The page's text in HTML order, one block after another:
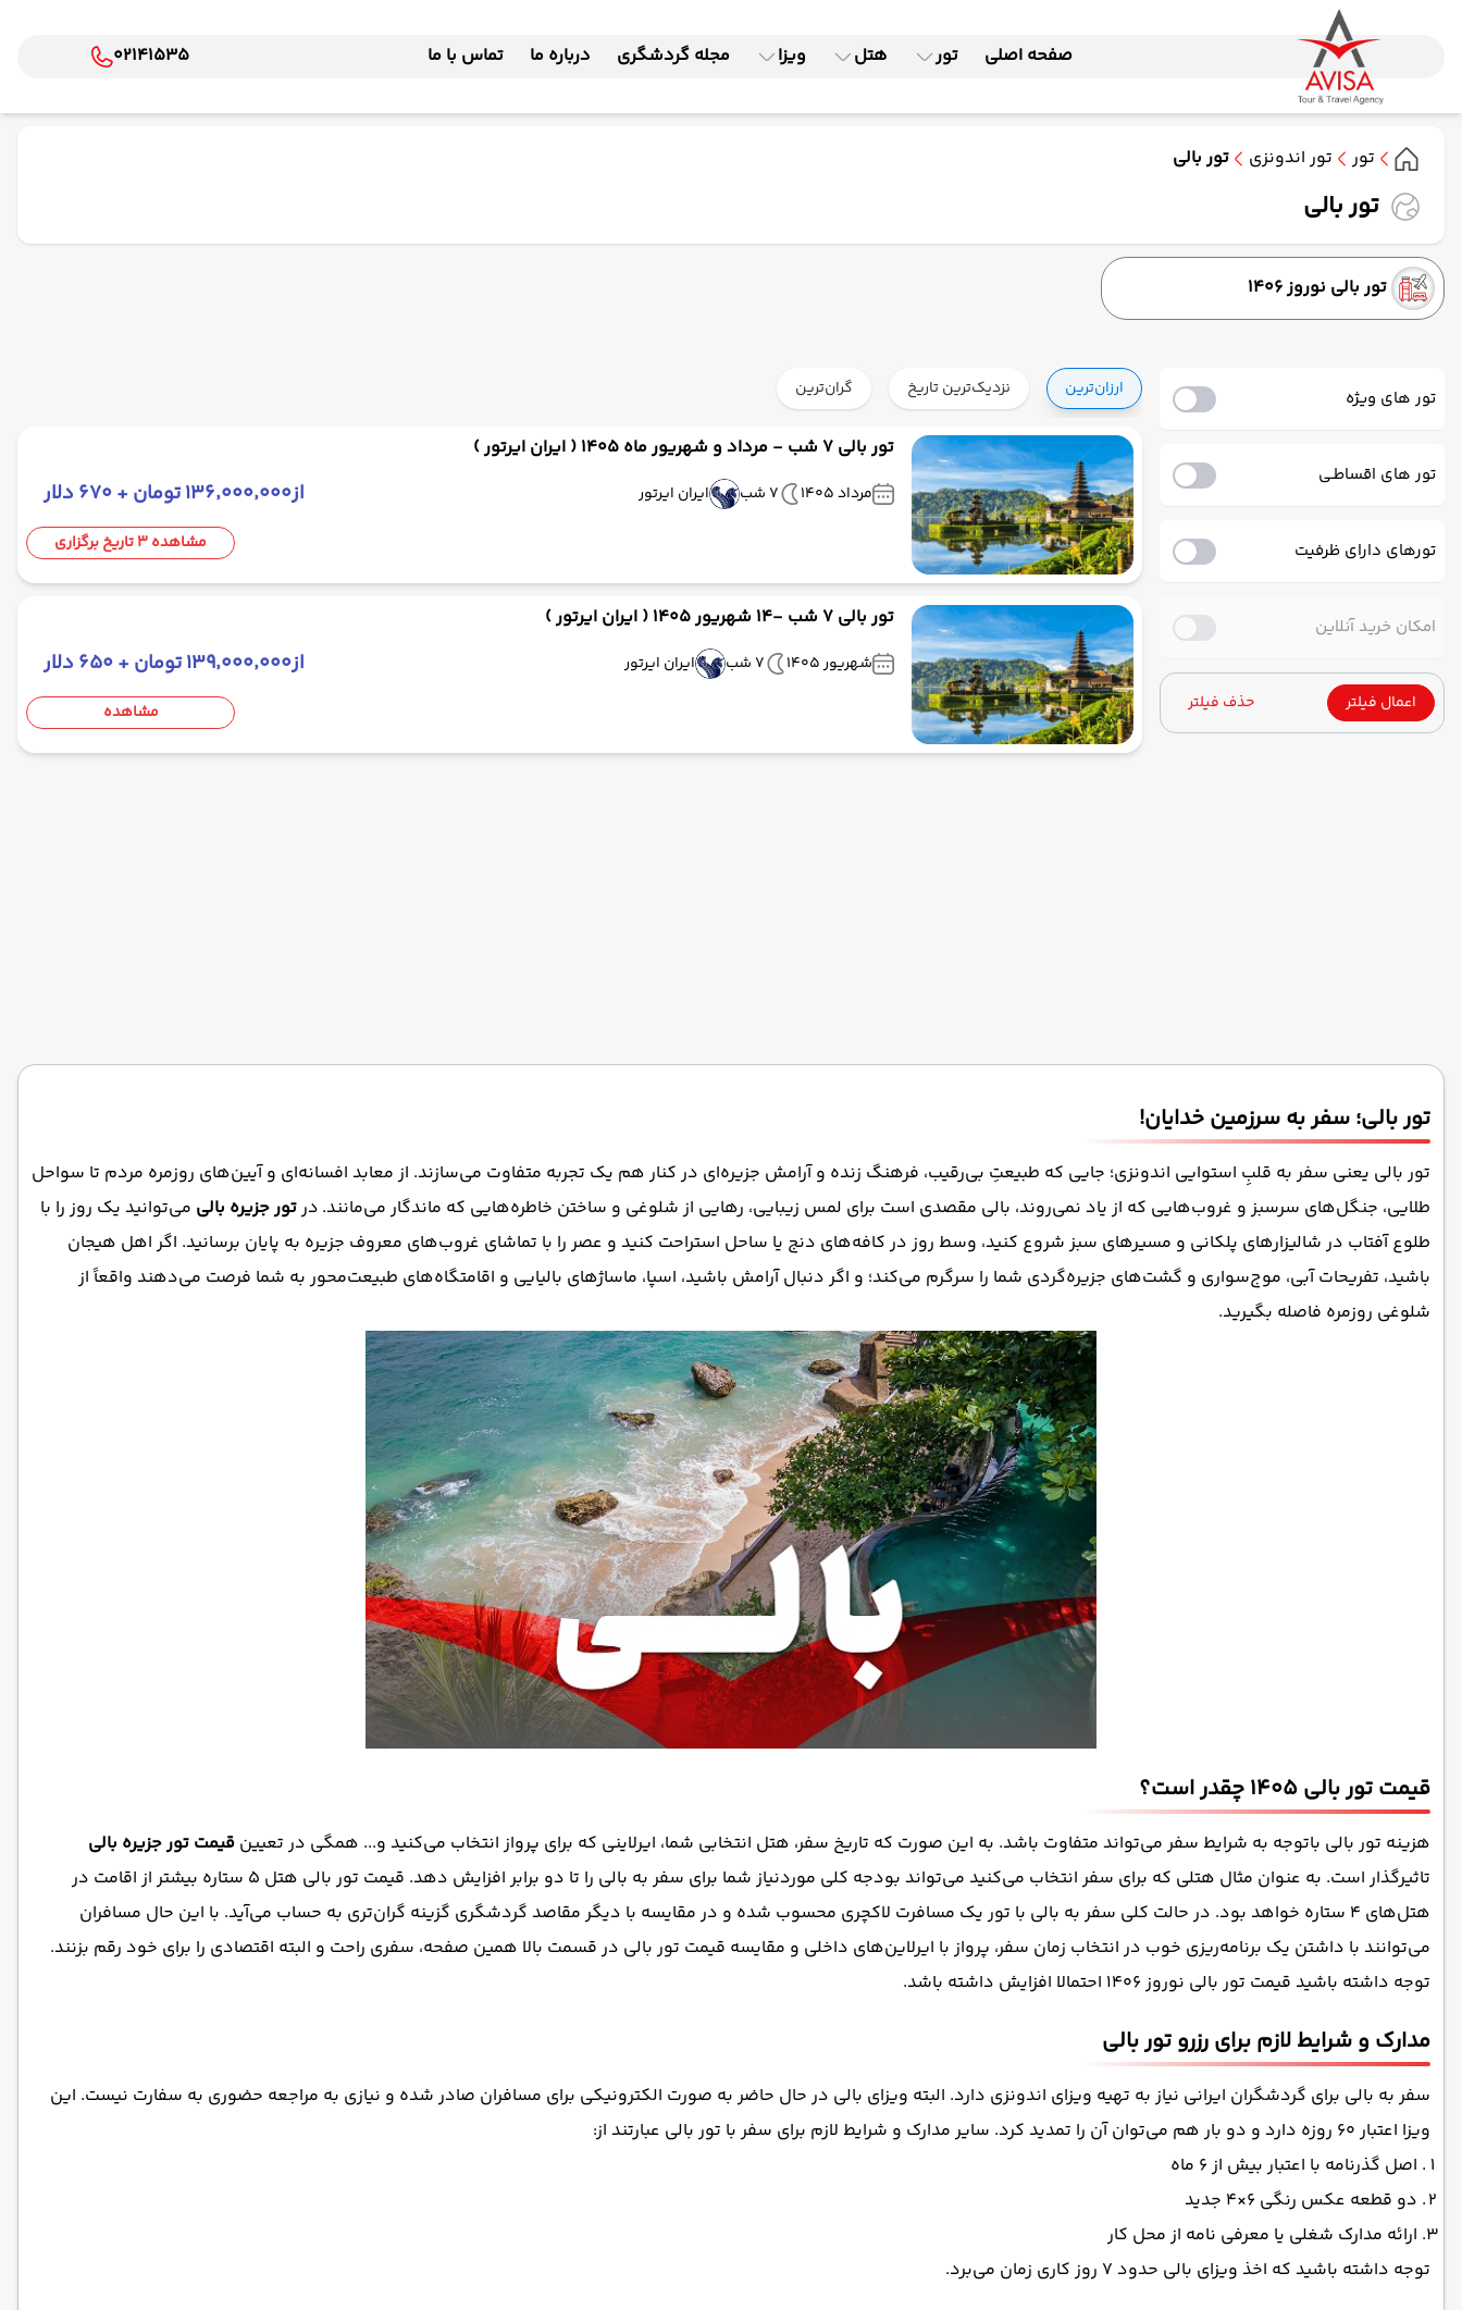
صفحه اصلی تور هتل ویزا مجله گردشگری درباره ما تماس با ما 02141535
تور تور اندونزی تور بالی
تور بالی
تور بالی نوروز 1406
تور های ویژه
تور های اقساطـی
تورهای دارای ظرفیت
امکان خرید آنلاین
اعمال فیلتر حذف فیلتر
ارزان‌ترین نزدیک‌ترین تاریخ گران‌ترین
تور بالی 7 شب - مرداد و شهریور ماه 1405 ( ایران ایرتور )
مرداد 1405 7 شب ایران ایرتور از۱۳۶٬۰۰۰٬۰۰۰ تومان + ۶۷۰ دلار
مشاهده 3 تاریخ برگزاری
تور بالی 7 شب -14 شهریور 1405 ( ایران ایرتور )
شهریور 1405 7 شب ایران ایرتور از۱۳۹٬۰۰۰٬۰۰۰ تومان + ۶۵۰ دلار
مشاهده
تور بالی؛ سفر به سرزمین خدایان!
تور بالی یعنی سفر به قلبِ استوایی اندونزی؛ جایی که طبیعتِ بی‌رقیب، فرهنگ زنده و آرامش جزیره‌ای در کنار هم یک تجربه متفاوت می‌سازند. از معابد افسانه‌ای و آیین‌های روزمره مردم تا سواحل
طلایی، جنگل‌های سرسبز و غروب‌هایی که از یاد نمی‌روند، بالی مقصدی است برای لمس زیبایی، رهایی از شلوغی و ساختن خاطره‌هایی که ماندگار می‌مانند. درتور جزیره بالی می‌توانید یک روز را با
طلوع آفتاب در شالیزارهای پلکانی و مسیرهای سبز شروع کنید، وسط روز در کافه‌های دنج یا ساحل استراحت کنید و عصر را با تماشای غروب‌های معروف جزیره به پایان برسانید. اگر اهل هیجان
باشید، تفریحات آبی، موج‌سواری و گشت‌های جزیره‌گردی شما را سرگرم می‌کند؛ و اگر دنبال آرامش باشید، اسپا، ماساژهای بالیایی و اقامتگاه‌های طبیعت‌محور به شما فرصت می‌دهند واقعاً از
شلوغی روزمره فاصله بگیرید.
قیمت تور بالی 1405 چقدر است؟
هزینه تور بالی باتوجه به شرایط سفر می‌تواند متفاوت باشد. به این صورت که تاریخ سفر، هتل انتخابی شما، ایرلاینی که برای پرواز انتخاب می‌کنید و... همگی در تعیین قیمت تور جزیره بالی
تاثیرگذار است. به عنوان مثال هتلی که برای سفر انتخاب می‌‌کنید می‌تواند بودجه کلی موردنیاز شما برای سفر به بالی را تا دو برابر افزایش دهد. قیمت تور بالی هتل 5 ستاره بیشتر از اقامت در
هتل‌های 4 ستاره خواهد بود. در حالت کلی سفر به بالی با تور یک مسافرت لاکچری محسوب شده و در مقایسه با دیگر مقاصد گردشگری گزینه گران‌تری به حساب می‌آید. با این حال مسافران
می‌توانند با داشتن یک برنامه‌ریزی خوب در انتخاب زمان سفر، پرواز با ایرلاین‌های داخلی و مقایسه قیمت تور بالی در قسمت بالا همین صفحه، سفری راحت و البته اقتصادی را برای خود رقم بزنند.
توجه داشته باشید قیمت تور بالی نوروز 1406 احتمالا افزایش داشته باشد.
مدارک و شرایط لازم برای رزرو تور بالی
سفر به بالی برای گردشگران ایرانی نیاز به تهیه ویزای اندونزی دارد. البته ویزای بالی در حال حاضر به صورت الکترونیکی برای مسافران صادر شده و نیازی به مراجعه حضوری به سفارت نیست. این
ویزا اعتبار ۶۰ روزه دارد و دو بار هم می‌توان آن را تمدید کرد. سایر مدارک و شرایط لازم برای سفر با تور بالی عبارتند از:
اصل گذرنامه با اعتبار بیش از ٦ ماه
دو قطعه عکس رنگی ۶×۴ جدید
ارائه مدارک شغلی یا معرفی نامه از محل کار
توجه داشته باشید که اخذ ویزای بالی حدود 7 روز کاری زمان می‌برد.